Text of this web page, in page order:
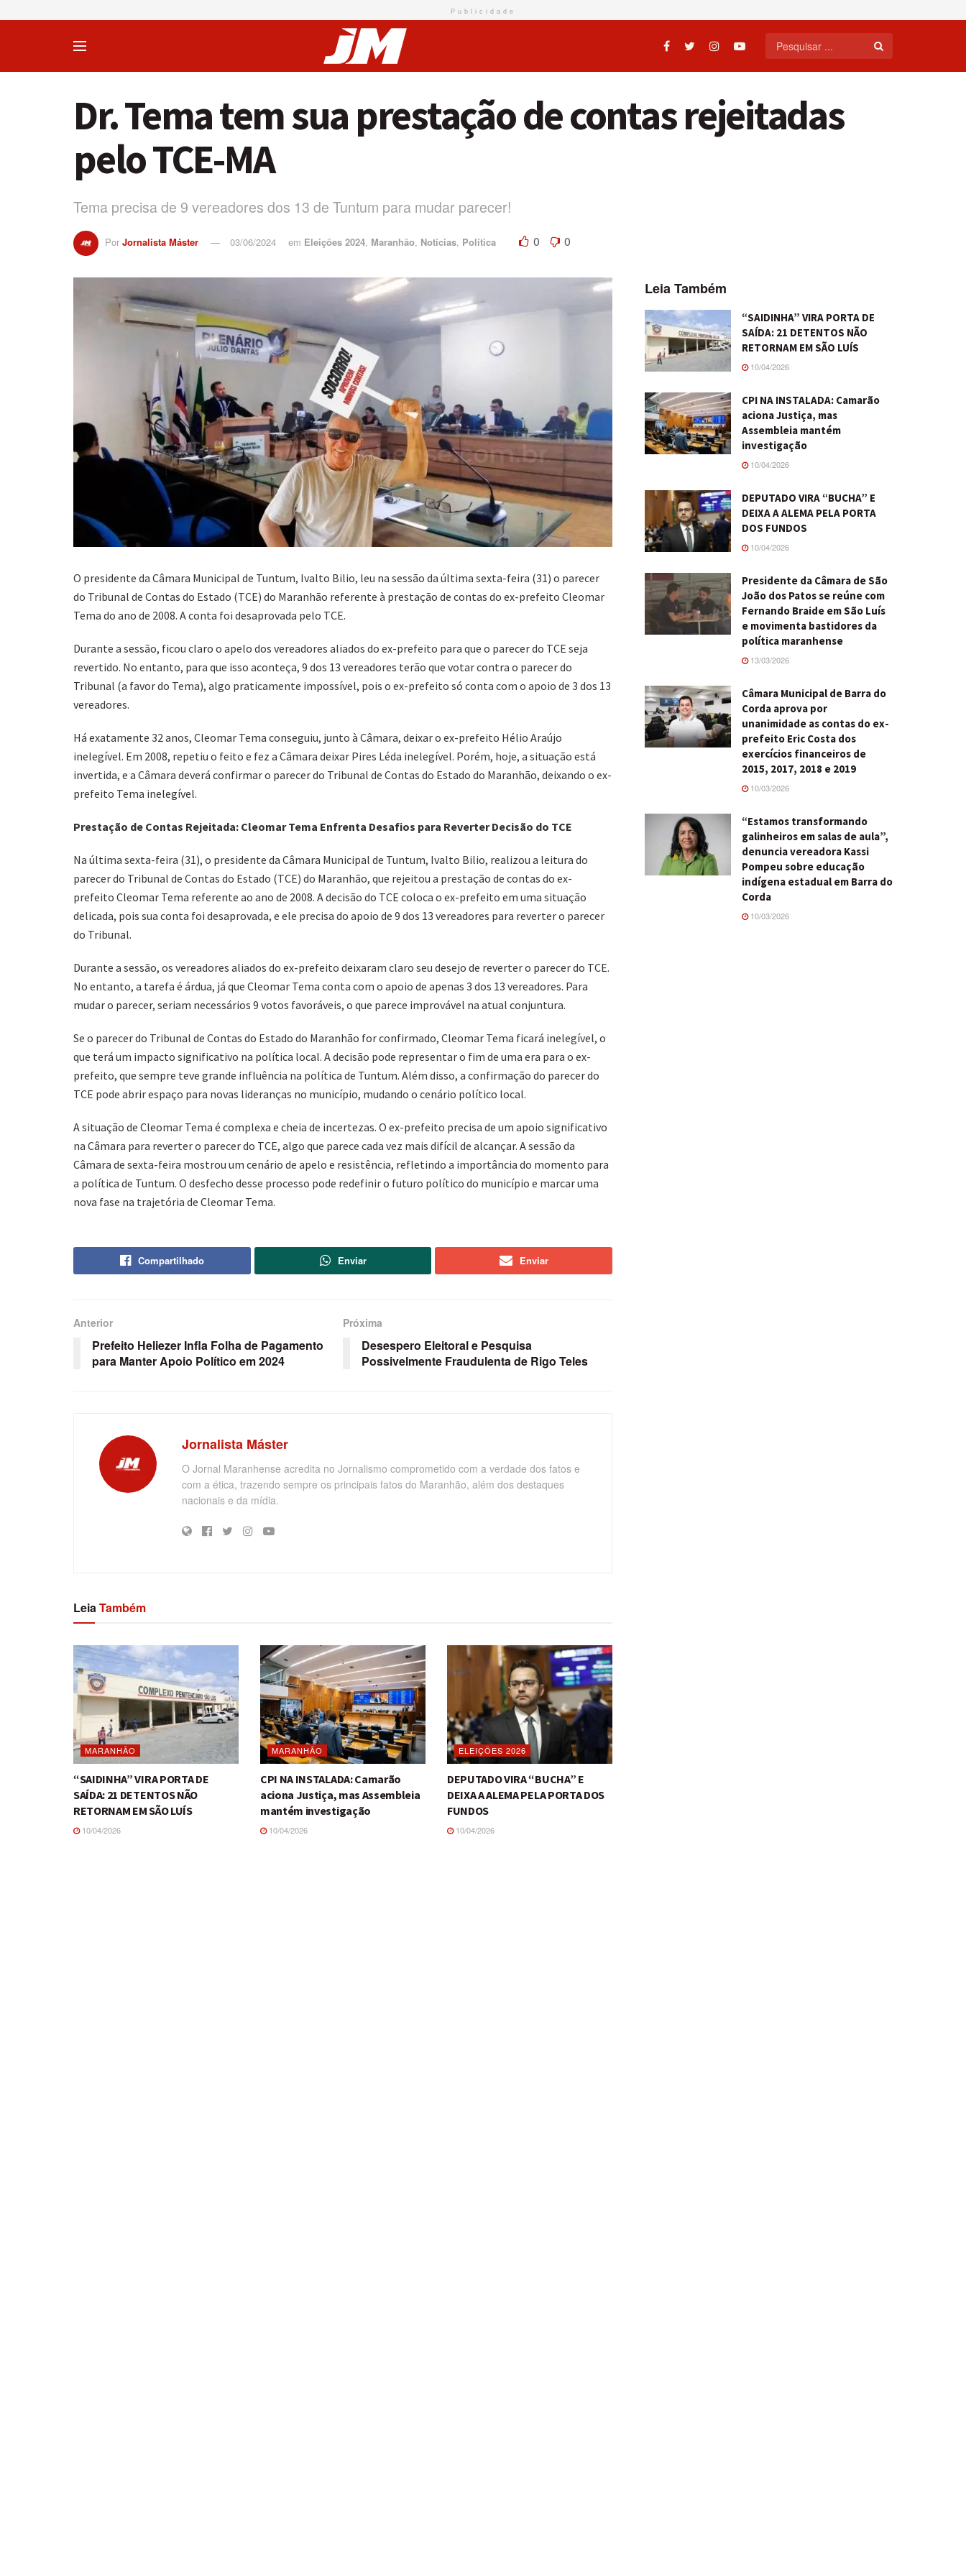
Publicidade
Dr. Tema tem sua prestação de contas rejeitadas
pelo TCE-MA
Tema precisa de 9 vereadores dos 13 de Tuntum para mudar parecer!
Por Jornalista Máster 03/06/2024 em Eleições 2024, Maranhão, Notícias, Política 0 0
O presidente da Câmara Municipal de Tuntum, Ivalto Bilio, leu na sessão da última sexta-feira (31) o parecer
do Tribunal de Contas do Estado (TCE) do Maranhão referente à prestação de contas do ex-prefeito Cleomar
Tema do ano de 2008. A conta foi desaprovada pelo TCE.
Durante a sessão, ficou claro o apelo dos vereadores aliados do ex-prefeito para que o parecer do TCE seja
revertido. No entanto, para que isso aconteça, 9 dos 13 vereadores terão que votar contra o parecer do
Tribunal (a favor do Tema), algo praticamente impossível, pois o ex-prefeito só conta com o apoio de 3 dos 13
vereadores.
Há exatamente 32 anos, Cleomar Tema conseguiu, junto à Câmara, deixar o ex-prefeito Hélio Araújo
inelegível. Em 2008, repetiu o feito e fez a Câmara deixar Pires Léda inelegível. Porém, hoje, a situação está
invertida, e a Câmara deverá confirmar o parecer do Tribunal de Contas do Estado do Maranhão, deixando o ex-
prefeito Tema inelegível.
Prestação de Contas Rejeitada: Cleomar Tema Enfrenta Desafios para Reverter Decisão do TCE
Na última sexta-feira (31), o presidente da Câmara Municipal de Tuntum, Ivalto Bilio, realizou a leitura do
parecer do Tribunal de Contas do Estado (TCE) do Maranhão, que rejeitou a prestação de contas do ex-
prefeito Cleomar Tema referente ao ano de 2008. A decisão do TCE coloca o ex-prefeito em uma situação
delicada, pois sua conta foi desaprovada, e ele precisa do apoio de 9 dos 13 vereadores para reverter o parecer
do Tribunal.
Durante a sessão, os vereadores aliados do ex-prefeito deixaram claro seu desejo de reverter o parecer do TCE.
No entanto, a tarefa é árdua, já que Cleomar Tema conta com o apoio de apenas 3 dos 13 vereadores. Para
mudar o parecer, seriam necessários 9 votos favoráveis, o que parece improvável na atual conjuntura.
Se o parecer do Tribunal de Contas do Estado do Maranhão for confirmado, Cleomar Tema ficará inelegível, o
que terá um impacto significativo na política local. A decisão pode representar o fim de uma era para o ex-
prefeito, que sempre teve grande influência na política de Tuntum. Além disso, a confirmação do parecer do
TCE pode abrir espaço para novas lideranças no município, mudando o cenário político local.
A situação de Cleomar Tema é complexa e cheia de incertezas. O ex-prefeito precisa de um apoio significativo
na Câmara para reverter o parecer do TCE, algo que parece cada vez mais difícil de alcançar. A sessão da
Câmara de sexta-feira mostrou um cenário de apelo e resistência, refletindo a importância do momento para
a política de Tuntum. O desfecho desse processo pode redefinir o futuro político do município e marcar uma
nova fase na trajetória de Cleomar Tema.
Compartilhado Enviar Enviar
Anterior
Prefeito Heliezer Infla Folha de Pagamento
para Manter Apoio Político em 2024
Próxima
Desespero Eleitoral e Pesquisa
Possivelmente Fraudulenta de Rigo Teles
Jornalista Máster
O Jornal Maranhense acredita no Jornalismo comprometido com a verdade dos fatos e
com a ética, trazendo sempre os principais fatos do Maranhão, além dos destaques
nacionais e da mídia.
LeiaTambém
MARANHÃO
“SAIDINHA” VIRA PORTA DE
SAÍDA: 21 DETENTOS NÃO
RETORNAM EM SÃO LUÍS
10/04/2026
MARANHÃO
CPI NA INSTALADA: Camarão
aciona Justiça, mas Assembleia
mantém investigação
10/04/2026
ELEIÇÕES 2026
DEPUTADO VIRA “BUCHA” E
DEIXA A ALEMA PELA PORTA DOS
FUNDOS
10/04/2026
Leia Também
“SAIDINHA” VIRA PORTA DE
SAÍDA: 21 DETENTOS NÃO
RETORNAM EM SÃO LUÍS
10/04/2026
CPI NA INSTALADA: Camarão
aciona Justiça, mas
Assembleia mantém
investigação
10/04/2026
DEPUTADO VIRA “BUCHA” E
DEIXA A ALEMA PELA PORTA
DOS FUNDOS
10/04/2026
Presidente da Câmara de São
João dos Patos se reúne com
Fernando Braide em São Luís
e movimenta bastidores da
política maranhense
13/03/2026
Câmara Municipal de Barra do
Corda aprova por
unanimidade as contas do ex-
prefeito Eric Costa dos
exercícios financeiros de
2015, 2017, 2018 e 2019
10/03/2026
“Estamos transformando
galinheiros em salas de aula”,
denuncia vereadora Kassi
Pompeu sobre educação
indígena estadual em Barra do
Corda
10/03/2026